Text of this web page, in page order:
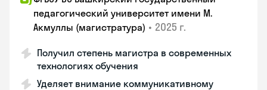
педагогический университет имени М.
Акмуллы (магистратура) • 2025 г.
Получил степень магистра в современных
технологиях обучения
Уделяет внимание коммуникативному